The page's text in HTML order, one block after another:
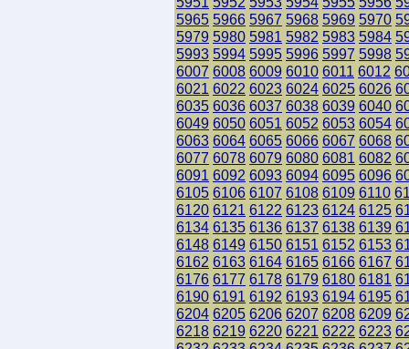
5965 5966 5967 5968 5969 5970
5979 5980 5981 5982 5983 5984
5993 5994 5995 5996 5997 5998
6007 6008 6009 6010 6011 6012
6021 6022 6023 6024 6025 6026
6035 6036 6037 6038 6039 6040
6049 6050 6051 6052 6053 6054
6063 6064 6065 6066 6067 6068
6077 6078 6079 6080 6081 6082
6091 6092 6093 6094 6095 6096
6105 6106 6107 6108 6109 6110
6120 6121 6122 6123 6124 6125
6134 6135 6136 6137 6138 6139
6148 6149 6150 6151 6152 6153
6162 6163 6164 6165 6166 6167
6176 6177 6178 6179 6180 6181
6190 6191 6192 6193 6194 6195
6204 6205 6206 6207 6208 6209
6218 6219 6220 6221 6222 6223